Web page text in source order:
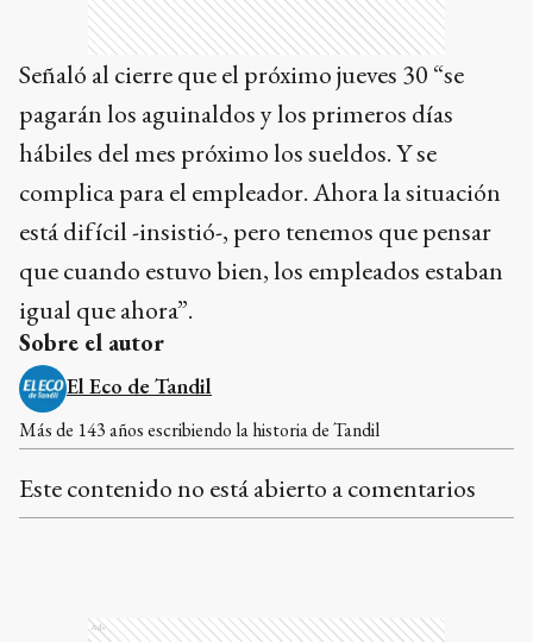
Señaló al cierre que el próximo jueves 30 “se
pagarán los aguinaldos y los primeros días
hábiles del mes próximo los sueldos. Y se
complica para el empleador. Ahora la situación
está difícil -insistió-, pero tenemos que pensar
que cuando estuvo bien, los empleados estaban
igual que ahora”.
Sobre el autor
El Eco de Tandil
Más de 143 años escribiendo la historia de Tandil
Este contenido no está abierto a comentarios
Ads